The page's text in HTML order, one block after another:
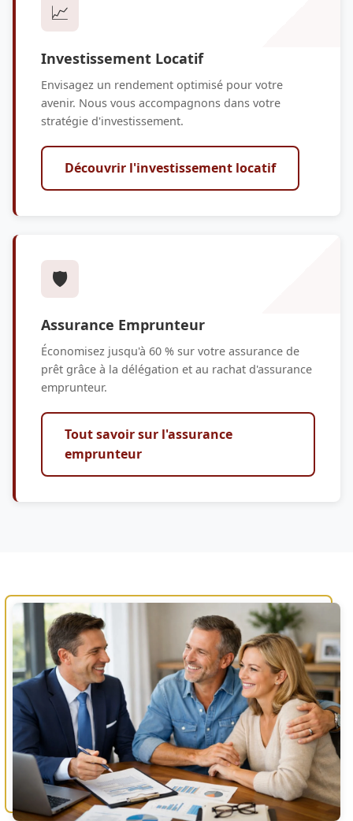
📈
Investissement Locatif
Envisagez un rendement optimisé pour votre
avenir. Nous vous accompagnons dans votre
stratégie d'investissement.
Découvrir l'investissement locatif
🛡️
Assurance Emprunteur
Économisez jusqu'à 60 % sur votre assurance de
prêt grâce à la délégation et au rachat d'assurance
emprunteur.
Tout savoir sur l'assurance
emprunteur